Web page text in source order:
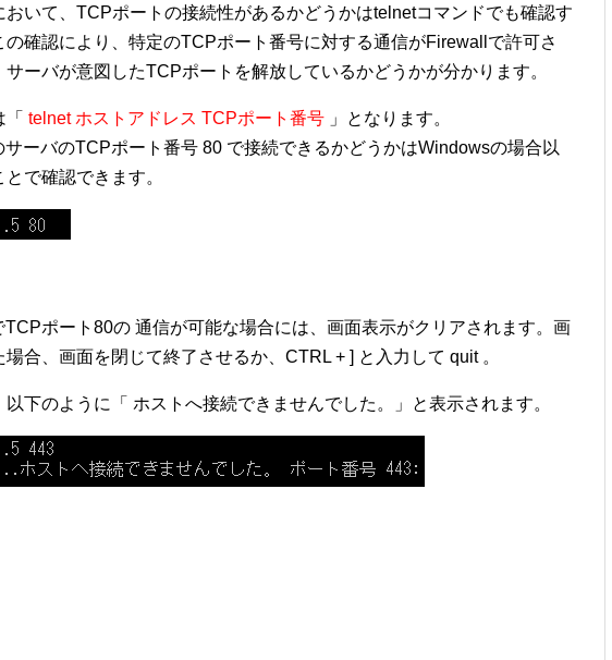
おいて、TCPポートの接続性があるかどうかはtelnetコマンドでも確認す
の確認により、特定のTCPポート番号に対する通信がFirewallで許可さ
ーバが意図したTCPポートを解放しているかどうかが分かります。
telnet ホストアドレス TCPポート番号 」となります。
ーバのTCPポート番号 80 で接続できるかどうかはWindowsの場合以
で確認できます。
TCPポート80の 通信が可能な場合には、画面表示がクリアされます。画
合、画面を閉じて終了させるか、CTRL + ] と入力して quit 。
下のように「 ホストへ接続できませんでした。」と表示されます。